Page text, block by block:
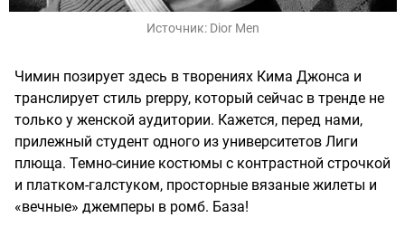
Источник: Dior Men
Чимин позирует здесь в творениях Кима Джонса и
транслирует стиль preppy, который сейчас в тренде не
только у женской аудитории. Кажется, перед нами,
прилежный студент одного из университетов Лиги
плюща. Темно-синие костюмы с контрастной строчкой
и платком-галстуком, просторные вязаные жилеты и
«вечные» джемперы в ромб. База!